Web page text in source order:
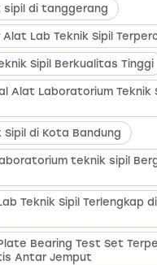
di tanggerang
Lab Teknik Sipil
Sipil Berkualitas Tinggi
Alat Laboratorium Teknik
Sipil di Kota Bandung
teknik sipil
Teknik Sipil Terlengkap
Bearing Test Set
Antar Jemput